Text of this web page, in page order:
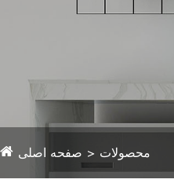
صفحه اصلی محصولات